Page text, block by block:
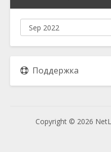
Поддержка
Copyright © 2026